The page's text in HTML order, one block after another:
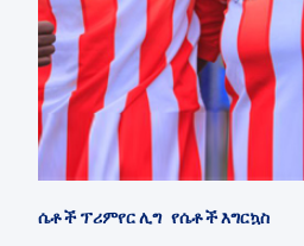
ሴቶች ፕሪምየር ሊግ የሴቶች እግርኳስ